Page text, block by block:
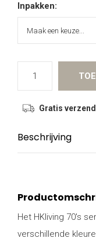
Inpakken:
Gratis
Beschrijving
Het HKliving 70's
verschillende